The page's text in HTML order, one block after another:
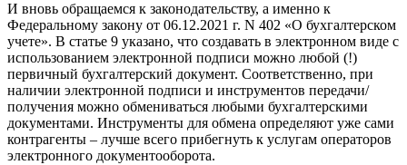
И вновь обращаемся к законодательству, а именно к
Федеральному закону от 06.12.2021 г. N 402 «О бухгалтерском
учете». В статье 9 указано, что создавать в электронном виде с
использованием электронной подписи можно любой (!)
первичный бухгалтерский документ. Соответственно, при
наличии электронной подписи и инструментов передачи/
получения можно обмениваться любыми бухгалтерскими
документами. Инструменты для обмена определяют уже сами
контрагенты – лучше всего прибегнуть к услугам операторов
электронного документооборота.